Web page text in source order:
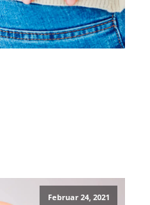
Februar 24, 2021